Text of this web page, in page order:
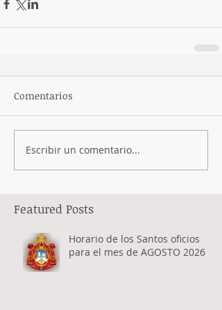
Comentarios
Escribir un comentario...
Featured Posts
Horario de los Santos oficios
para el mes de AGOSTO 2026